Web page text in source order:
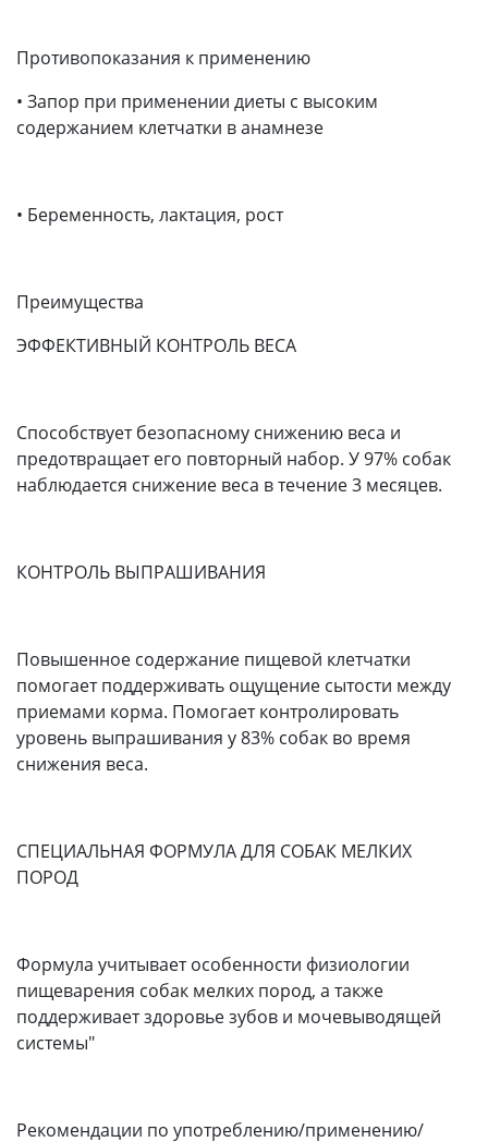
Противопоказания к применению
• Запор при применении диеты с высоким
содержанием клетчатки в анамнезе
• Беременность, лактация, рост
Преимущества
ЭФФЕКТИВНЫЙ КОНТРОЛЬ ВЕСА
Способствует безопасному снижению веса и
предотвращает его повторный набор. У 97% собак
наблюдается снижение веса в течение 3 месяцев.
КОНТРОЛЬ ВЫПРАШИВАНИЯ
Повышенное содержание пищевой клетчатки
помогает поддерживать ощущение сытости между
приемами корма. Помогает контролировать
уровень выпрашивания у 83% собак во время
снижения веса.
СПЕЦИАЛЬНАЯ ФОРМУЛА ДЛЯ СОБАК МЕЛКИХ
ПОРОД
Формула учитывает особенности физиологии
пищеварения собак мелких пород, а также
поддерживает здоровье зубов и мочевыводящей
системы"
Рекомендации по употреблению/применению/